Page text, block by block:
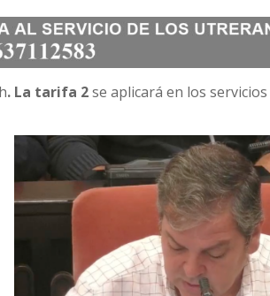
. La tarifa 2se aplicará en los